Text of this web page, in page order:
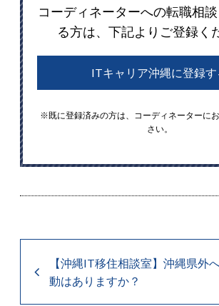
コーディネーターへの転職相
る方は、下記よりご登録く
ITキャリア沖縄に登録す
※既に登録済みの方は、コーディネーターに
さい。
【沖縄IT移住相談室】沖縄県外
動はありますか？